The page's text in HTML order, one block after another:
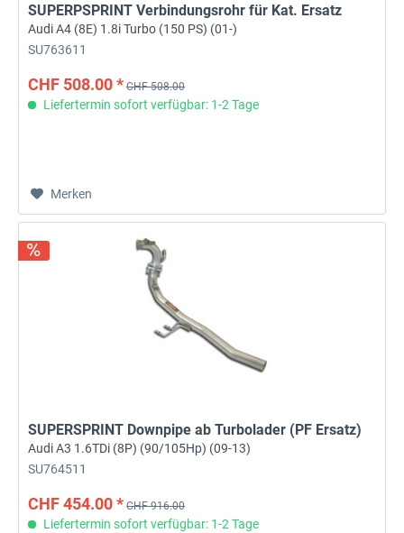
SUPERPSPRINT Verbindungsrohr für Kat. Ersatz
Audi A4 (8E) 1.8i Turbo (150 PS) (01-)
SU763611
CHF 508.00 * CHF 508.00
Liefertermin sofort verfügbar: 1-2 Tage
Merken
SUPERSPRINT Downpipe ab Turbolader (PF Ersatz)
Audi A3 1.6TDi (8P) (90/105Hp) (09-13)
SU764511
CHF 454.00 * CHF 916.00
Liefertermin sofort verfügbar: 1-2 Tage